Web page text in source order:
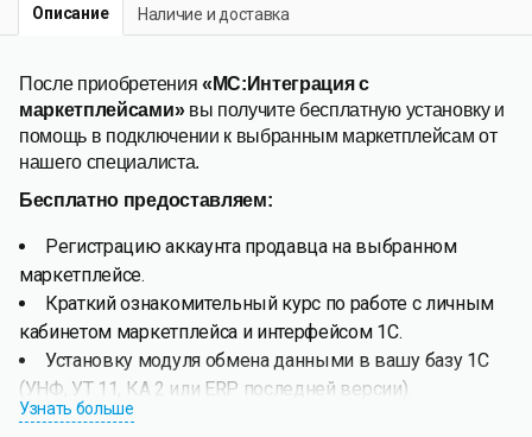
Описание Наличие и доставка
После приобретения «МС:Интеграция с
маркетплейсами»вы получите бесплатную установку и
помощь в подключении к выбранным маркетплейсам от
нашего специалиста.
Бесплатно предоставляем:
Регистрацию аккаунта продавца на выбранном
маркетплейсе.
Краткий ознакомительный курс по работе с личным
кабинетом маркетплейса и интерфейсом 1С.
Установку модуля обмена данными в вашу базу 1С
(УНФ, УТ 11, КА 2 или ERP последней версии).
Функционал модуля обмена данными между 1С и
Узнать больше